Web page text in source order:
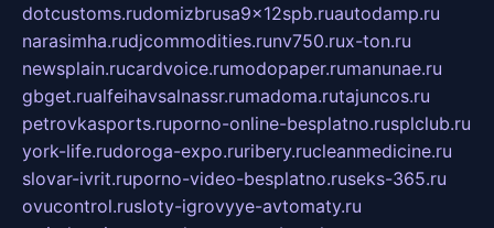
dotcustoms.rudomizbrusa9x12spb.ruautodamp.ru
narasimha.rudjcommodities.runv750.rux-ton.ru
newsplain.rucardvoice.rumodopaper.rumanunae.ru
gbget.rualfeihavsalnassr.rumadoma.rutajuncos.ru
petrovkasports.ruporno-online-besplatno.rusplclub.ru
york-life.rudoroga-expo.ruribery.rucleanmedicine.ru
slovar-ivrit.ruporno-video-besplatno.ruseks-365.ru
ovucontrol.rusloty-igrovyye-avtomaty.ru